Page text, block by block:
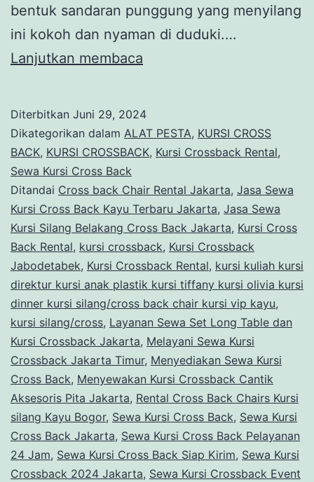
bentuk sandaran punggung yang menyilang
ini kokoh dan nyaman di duduki.…
Lanjutkan membaca
Kayu
Coklat
Jakarta
Diterbitkan Juni 29, 2024
Dikategorikan dalam ALAT PESTA, KURSI CROSS
BACK, KURSI CROSSBACK, Kursi Crossback Rental,
Sewa Kursi Cross Back
Ditandai Cross back Chair Rental Jakarta, Jasa Sewa
Kursi Cross Back Kayu Terbaru Jakarta, Jasa Sewa
Kursi Silang Belakang Cross Back Jakarta, Kursi Cross
Back Rental, kursi crossback, Kursi Crossback
Jabodetabek, Kursi Crossback Rental, kursi kuliah kursi
direktur kursi anak plastik kursi tiffany kursi olivia kursi
dinner kursi silang/cross back chair kursi vip kayu,
kursi silang/cross, Layanan Sewa Set Long Table dan
Kursi Crossback Jakarta, Melayani Sewa Kursi
Crossback Jakarta Timur, Menyediakan Sewa Kursi
Cross Back, Menyewakan Kursi Crossback Cantik
Aksesoris Pita Jakarta, Rental Cross Back Chairs Kursi
silang Kayu Bogor, Sewa Kursi Cross Back, Sewa Kursi
Cross Back Jakarta, Sewa Kursi Cross Back Pelayanan
24 Jam, Sewa Kursi Cross Back Siap Kirim, Sewa Kursi
Crossback 2024 Jakarta, Sewa Kursi Crossback Event